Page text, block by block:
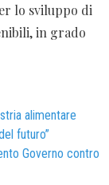
lo sviluppo di
in grado
alimentare
futuro”
Governo contro